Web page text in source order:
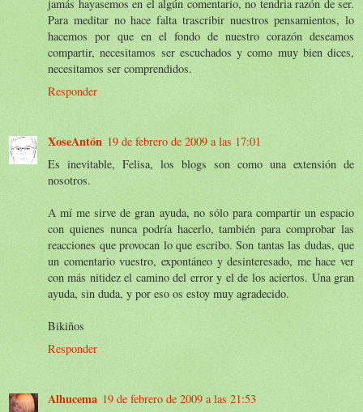
jamás hayasemos en el algún comentario, no tendria razón de ser.
Para meditar no hace falta trascribir nuestros pensamientos, lo
hacemos por que en el fondo de nuestro corazón deseamos
compartir, necesitamos ser escuchados y como muy bien dices,
necesitamos ser comprendidos.
Responder
XoseAntón 19 de febrero de 2009 a las 17:01
Es inevitable, Felisa, los blogs son como una extensión de
nosotros.
A mí me sirve de gran ayuda, no sólo para compartir un espacio
con quienes nunca podría hacerlo, también para comprobar las
reacciones que provocan lo que escribo. Son tantas las dudas, que
un comentario vuestro, expontáneo y desinteresado, me hace ver
con más nitidez el camino del error y el de los aciertos. Una gran
ayuda, sin duda, y por eso os estoy muy agradecido.
Bikiños
Responder
Alhucema 19 de febrero de 2009 a las 21:53